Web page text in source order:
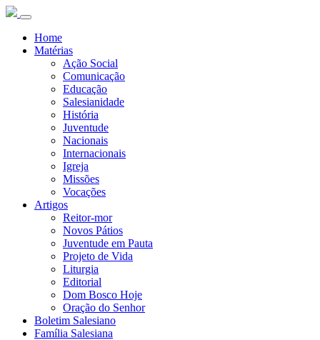
Home
Matérias
Ação Social
Comunicação
Educação
Salesianidade
História
Juventude
Nacionais
Internacionais
Igreja
Missões
Vocações
Artigos
Reitor-mor
Novos Pátios
Juventude em Pauta
Projeto de Vida
Liturgia
Editorial
Dom Bosco Hoje
Oração do Senhor
Boletim Salesiano
Família Salesiana